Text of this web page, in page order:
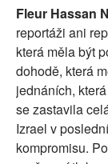
Fleur Hassan
reportáži ani
která měla být
dohodě, která
jednáních,
se zastavila
Izrael v
kompromisu.